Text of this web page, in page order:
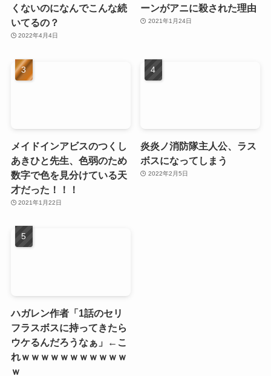
くないのになんでこんな続
いてるの？
2022年4月4日
ーンがアニに殺された理由
2021年1月24日
メイドインアビスのつくし
あきひと先生、色弱のため
数字で色を見分けている天
才だった！！！
2021年1月22日
炎炎ノ消防隊主人公、ラス
ボスになってしまう
2022年2月5日
ハガレン作者「1話のセリ
フラスボスに持ってきたら
ウケるんだろうなぁ」←こ
れｗｗｗｗｗｗｗｗｗｗｗ
ｗ